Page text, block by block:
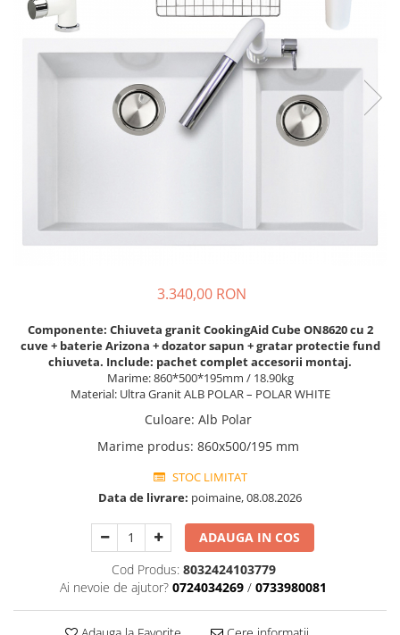
chiuvete
Accesorii chiuvete bucatarie
Gratar protectie chiuveta
Tocatoare lemn si sticla
Rasnite de cafea
Roboti de bucatarie
Spumarea laptelui
Combine frigorifice
Aparate de gatit-aragazuri
Masina de spalat vase
Termostate si senzori Livolo
Sonerii electrice
Construieste singur
3.340,00 RON
Componente: Chiuveta granit CookingAid Cube ON8620 cu 2
cuve + baterie Arizona + dozator sapun + gratar protectie fund
chiuveta. Include: pachet complet accesorii montaj.
Marime: 860*500*195mm / 18.90kg
Material: Ultra Granit ALB POLAR – POLAR WHITE
Culoare: Alb Polar
Marime produs: 860x500/195 mm
STOC LIMITAT
Data de livrare: poimaine, 08.08.2026
ADAUGA IN COS
Cod Produs: 8032424103779
Ai nevoie de ajutor? 0724034269 / 0733980081